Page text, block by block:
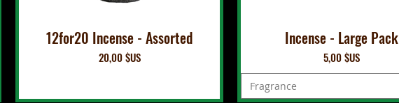
12for20 Incense - Assorted
Prix
20,00 $US
Incense - Large Pack
Prix
5,00 $US
Fragrance